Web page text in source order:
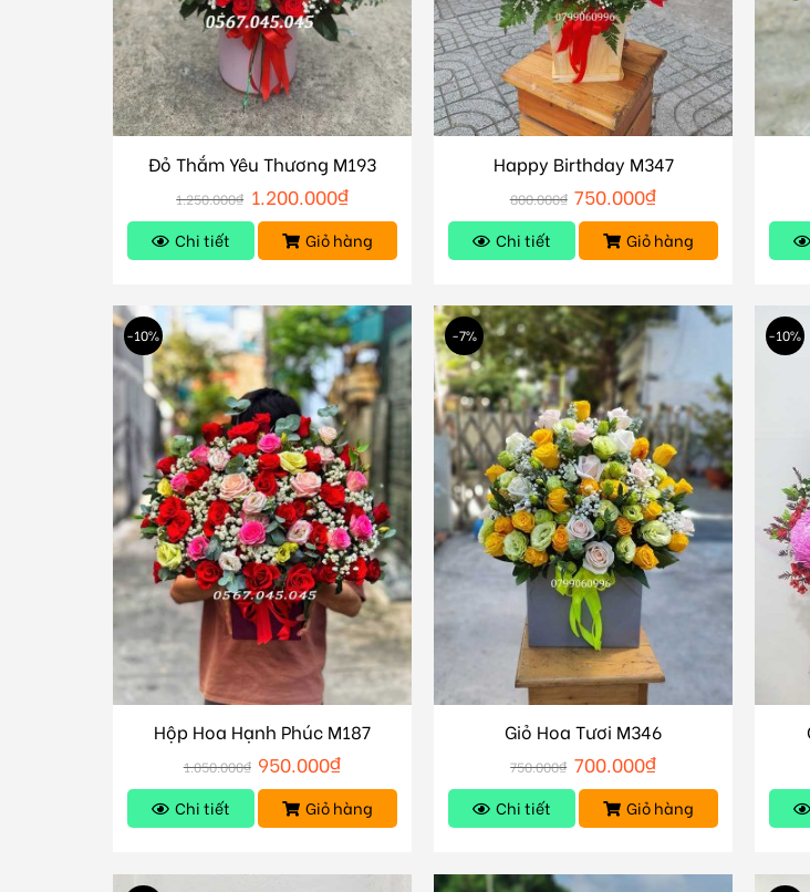
Đỏ Thắm Yêu Thương M193
1.250.000₫ 1.200.000₫
Chi tiết Giỏ hàng
Happy Birthday M347
800.000₫ 750.000₫
Chi tiết Giỏ hàng
-10%
Hộp Hoa Hạnh Phúc M187
1.050.000₫ 950.000₫
Chi tiết Giỏ hàng
-7%
Giỏ Hoa Tươi M346
750.000₫ 700.000₫
Chi tiết Giỏ hàng
-10%